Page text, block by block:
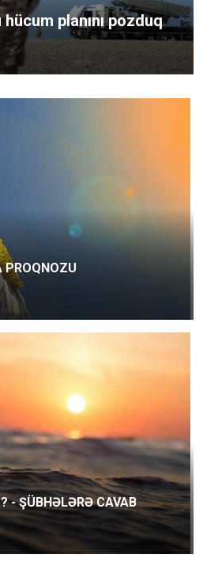
planını pozduq
PROQNOZU
- ŞÜBHƏLƏRƏ CAVAB